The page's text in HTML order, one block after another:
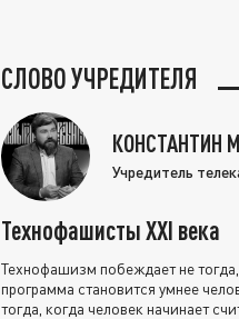
СЛОВО УЧРЕДИТЕЛЯ
КОНСТАНТИН
Учредитель
Технофашисты XXI века
Технофашизм побеждает не
программа становится умнее
тогда, когда человек начинает